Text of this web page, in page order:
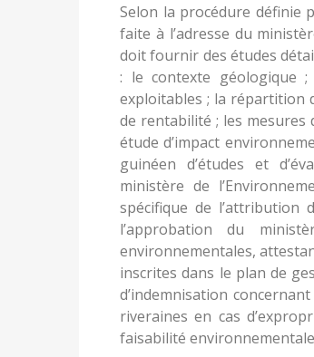
Selon la procédure définie
faite à l’adresse du
doit fournir des études
: le contexte géologique
exploitables ; la répartition
de rentabilité ; les mesures
étude d’impact
guinéen d’études et
ministère de
spécifique de l’attribution
l’approbation du
environnementales,
inscrites dans le plan de
d’indemnisation
riveraines en cas
faisabilité